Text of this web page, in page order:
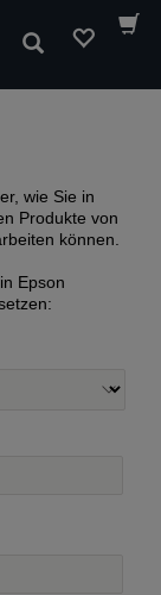
Suchen
wie Sie in
Produkte von
können.
Epson